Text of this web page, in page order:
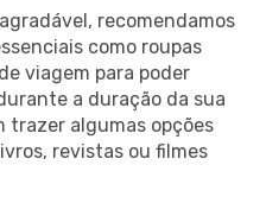
recomendamos
como roupas
viagem para poder
a duração da sua
trazer algumas opções
revistas ou filmes